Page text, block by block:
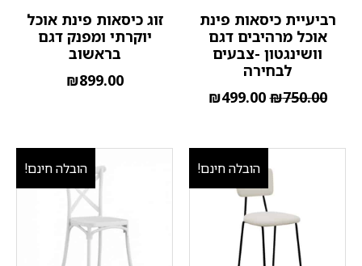
רביעיית כיסאות פינת
אוכל מרהיבים דגם
וושינגטון -צבעים
לבחירה
₪750.00
₪499.00
זוג כיסאות פינת אוכל
יוקרתי ומפנק דגם
בראשוב
₪899.00
הובלה חינם! הובלה חינם!